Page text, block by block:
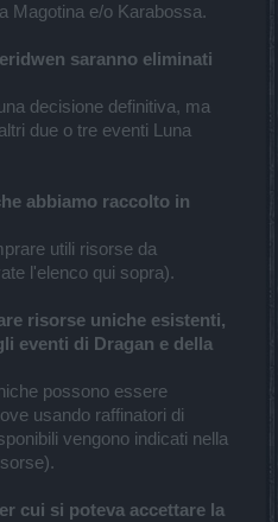
Magotina e/o Karabossa.
saranno eliminati
decisione definitiva, ma
due o tre eventi Luna
abbiamo raccolto in
utili risorse da
l'elenco qui sopra).
risorse uniche esistenti,
eventi di Dragan e della
possono essere
usando raffinatori di
vengono indicati nella
cui si poteva accettare la